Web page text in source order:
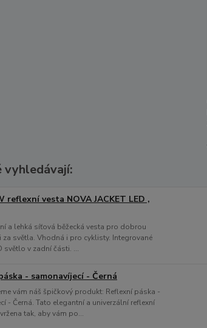
vyhledávají:
reflexní vesta NOVA JACKET LED ,
a lehká síťová běžecká vesta pro dobrou
světla. Vhodná i pro cyklisty. Integrované
světlo v zadní části. ...
- samonavíjecí - Černá
vám náš špičkový produkt: Reflexní páska -
- Černá. Tato elegantní a univerzální reflexní
tak, aby vám po...